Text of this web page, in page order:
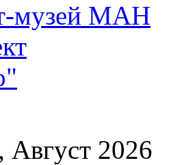
музей МАН
Август 2026